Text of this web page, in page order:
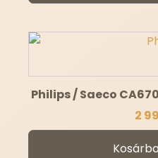
Philips / Saeco
2